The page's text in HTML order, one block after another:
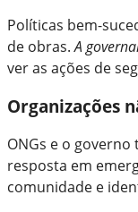
Políticas bem-
de obras.A
ver as ações de
Organizações
ONGs e o
resposta em
comunidade e